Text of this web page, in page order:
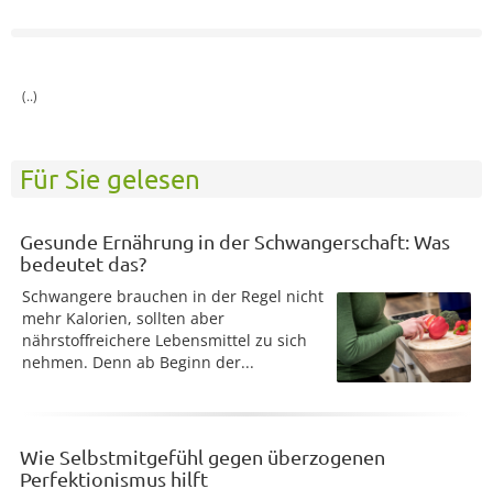
(..)
Für Sie gelesen
Gesunde Ernährung in der Schwangerschaft: Was
bedeutet das?
Schwangere brauchen in der Regel nicht
mehr Kalorien, sollten aber
nährstoffreichere Lebensmittel zu sich
nehmen. Denn ab Beginn der...
Wie Selbstmitgefühl gegen überzogenen
Perfektionismus hilft